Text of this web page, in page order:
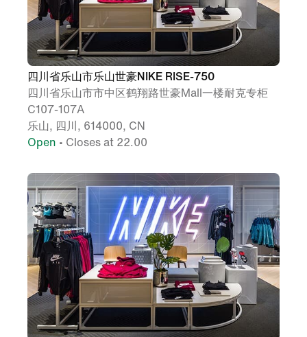
四川省乐山市乐山世豪NIKE RISE-750
四川省乐山市市中区鹤翔路世豪Mall一楼耐克专柜
C107-107A
乐山, 四川, 614000, CN
Open • Closes at 22.00